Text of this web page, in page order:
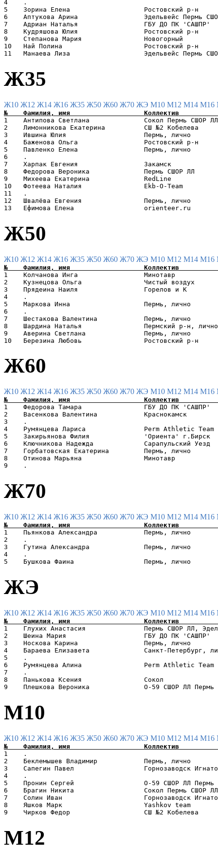
4    .
5    Зорина Елена                   Ростовский
6    Аптукова Арина                 Эдельвейс
7    Адриан Наталья                 ГБУ ДО ПК
8    Кудряшова Юлия                 Ростовский
9    Степанова Мария                Новогорный
10   Най Полина                     Ростовский
Ж35
Ж10 Ж12 Ж14 Ж16 Ж35 Ж50 Ж60 Ж70 ЖЭ М10 М12 М14 М16
1    Антипова Светлана              Сокол Пермь
2    Лимонникова Екатерина          СШ №2
3    Ившина Юлия                    Пермь, лично
4    Баженова Ольга                 Ростовский
5    Павленко Елена                 Пермь, лично
6    .
7    Харпак Евгения                 Закамск
8    Федорова Вероника              Пермь СШОР
9    Михеева Екатерина              RedLine
10   Фотеева Наталия                Ekb-O-Team
11   .
12   Швалёва Евгения                Пермь, лично
Ж50
Ж10 Ж12 Ж14 Ж16 Ж35 Ж50 Ж60 Ж70 ЖЭ М10 М12 М14 М16
1    Колчанова Инга                 Минотавр
2    Кузнецова Ольга                Чистый
3    Прядеина Наиля                 Горелов и К
4    .
5    Маркова Инна                   Пермь, лично
6    .
7    Шестакова Валентина            Пермь,
8    Шардина Наталья                Пермский р-н,
9    Аверина Светлана               Пермь, лично
Ж60
Ж10 Ж12 Ж14 Ж16 Ж35 Ж50 Ж60 Ж70 ЖЭ М10 М12 М14 М16
1    Федорова Тамара                ГБУ ДО ПК
2    Васенкова Валентина            Краснокамск
3    .
4    Румянцева Лариса               Perm Athletic
5    Закирьянова Филия              'Ориента'
6    Ключникова Надежда             Сарапульский
7    Горбатовская Екатерина         Пермь,
8    Отинова Марьяна                Минотавр
Ж70
Ж10 Ж12 Ж14 Ж16 Ж35 Ж50 Ж60 Ж70 ЖЭ М10 М12 М14 М16
1    Пьянкова Александра            Пермь,
2    .
3    Гутина Александра              Пермь, лично
4    .
ЖЭ
Ж10 Ж12 Ж14 Ж16 Ж35 Ж50 Ж60 Ж70 ЖЭ М10 М12 М14 М16
1    Глухих Анастасия               Пермь СШОР ЛЛ,
2    Шеина Мария                    ГБУ ДО ПК
3    Носкова Карина                 Пермь, лично
4    Бараева Елизавета              Санкт-
5    .
6    Румянцева Алина                Perm Athletic
7    .
8    Панькова Ксения                Сокол
М10
Ж10 Ж12 Ж14 Ж16 Ж35 Ж50 Ж60 Ж70 ЖЭ М10 М12 М14 М16
1    .
2    Беклемышев Владимир            Пермь,
3    Сапегин Павел                  Горнозаводск
4    .
5    Пронин Сергей                  O-59 СШОР ЛЛ
6    Брагин Никита                  Сокол Пермь
7    Солин Иван                     Горнозаводск
8    Яшков Марк                     Yashkov team
М12